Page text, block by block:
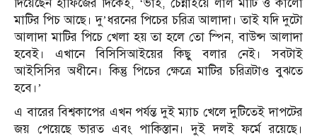
দিয়েছেন হাফিজের দিকেই, ‘ভাই, চেন্নাইয়ে লাল মাটি ও কালো
মাটির পিচ আছে। দু’ধরনের পিচের চরিত্র আলাদা। তাই যদি দুটো
আলাদা মাটির পিচে খেলা হয় তা হলে তো স্পিন, বাউন্স আলাদা
হবেই। এখানে বিসিসিআইয়ের কিছু বলার নেই। সবটাই
আইসিসির অধীনে। কিন্তু পিচের ক্ষেত্রে মাটির চরিত্রটাও বুঝতে
হবে।’
এ বারের বিশ্বকাপের এখন পর্যন্ত দুই ম্যাচ খেলে দুটিতেই দাপটের
জয় পেয়েছে ভারত এবং পাকিস্তান। দুই দলই ফর্মে রয়েছে।